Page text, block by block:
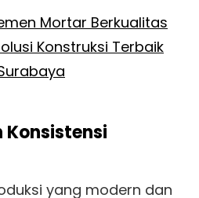
Mortar Berkualitas
Konstruksi Terbaik
Konsistensi
yang modern dan